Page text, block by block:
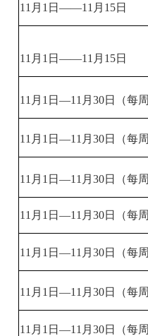
11月1日——11月15日
11月1日——11月15日
11月1日—11月30日（每
11月1日—11月30日（每
11月1日—11月30日（每
11月1日—11月30日（每
11月1日—11月30日（每
11月1日—11月30日（每
11月1日—11月30日（每